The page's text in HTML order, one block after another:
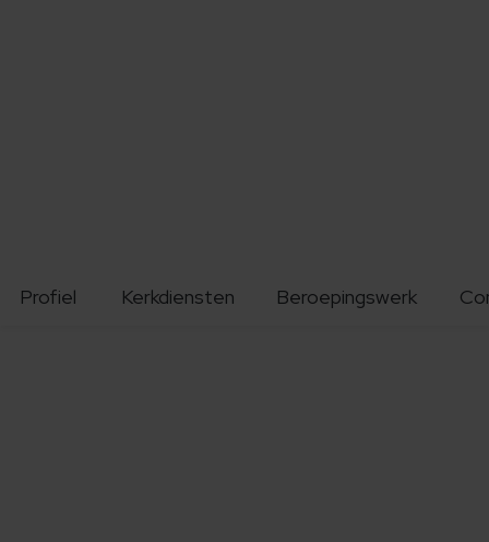
Profiel Kerkdiensten Beroepingswerk